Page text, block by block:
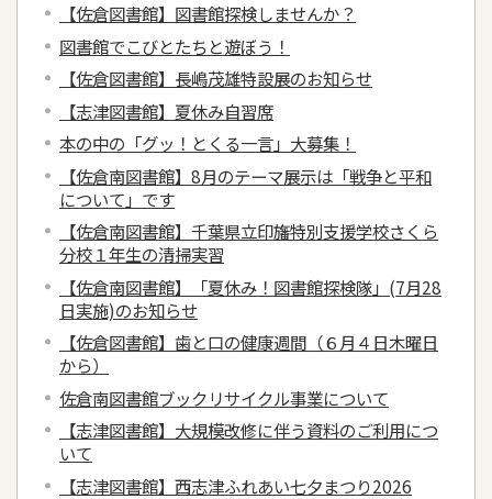
【佐倉図書館】図書館探検しませんか？
図書館でこびとたちと遊ぼう！
【佐倉図書館】長嶋茂雄特設展のお知らせ
【志津図書館】夏休み自習席
本の中の「グッ！とくる一言」大募集！
【佐倉南図書館】8月のテーマ展示は「戦争と平和
について」です
【佐倉南図書館】千葉県立印旛特別支援学校さくら
分校１年生の清掃実習
【佐倉南図書館】「夏休み！図書館探検隊」(7月28
日実施)のお知らせ
【佐倉図書館】歯と口の健康週間（６月４日木曜日
から）
佐倉南図書館ブックリサイクル事業について
【志津図書館】大規模改修に伴う資料のご利用につ
いて
【志津図書館】西志津ふれあい七夕まつり2026